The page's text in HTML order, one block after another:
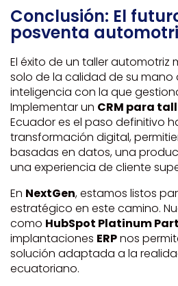
Conclusión: El
posventa
El éxito de un taller
solo de la calidad de su mano
inteligencia con la que
Implementar un CRM para
Ecuador es el paso definitivo
transformación digital,
basadas en datos, una
una experiencia de cliente
En NextGen, estamos listos
estratégico en este camino.
como HubSpot Platinum
implantaciones ERPnos
solución adaptada a la
ecuatoriano.